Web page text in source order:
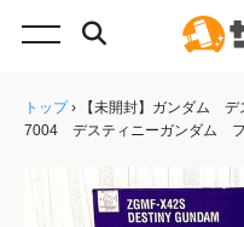
トップ›
【未開封】ガンダム
7004 デスティニーガンダム